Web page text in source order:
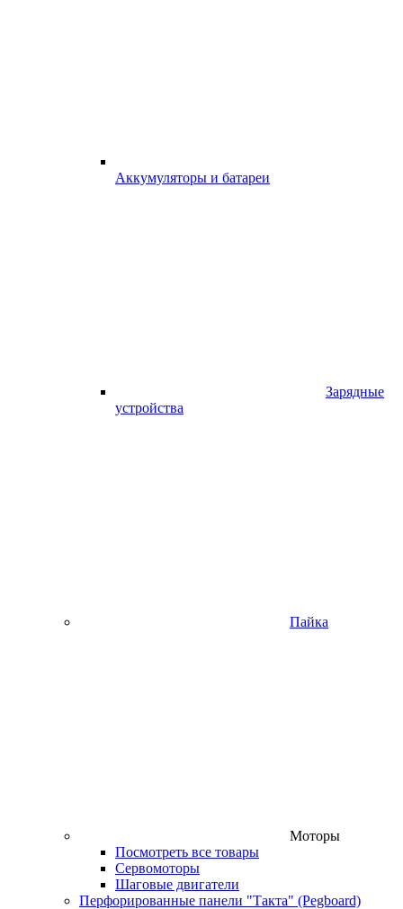
Аккумуляторы и батареи
Зарядные
устройства
Пайка
Моторы
Посмотреть все товары
Сервомоторы
Шаговые двигатели
Перфорированные панели "Такта" (Pegboard)